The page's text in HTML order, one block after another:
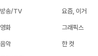
방송/TV
영화
음악
요즘, 이거
그래픽스
한 컷